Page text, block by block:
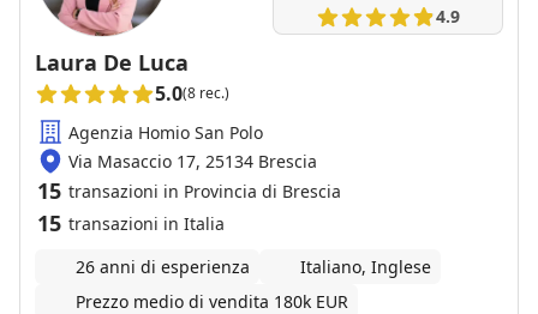
4.9
Laura De Luca
5.0(8 rec.)
Agenzia Homio San Polo
Via Masaccio 17, 25134 Brescia
15 transazioni in Provincia di Brescia
15 transazioni in Italia
26 anni di esperienza
Italiano, Inglese
Prezzo medio di vendita 180k EUR